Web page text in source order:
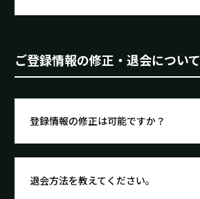
ご登録情報の修正・退会について
登録情報の修正は可能ですか？
退会方法を教えてください。